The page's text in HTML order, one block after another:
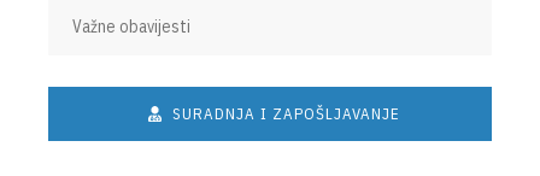
Važne obavijesti
SURADNJA I ZAPOŠLJAVANJE